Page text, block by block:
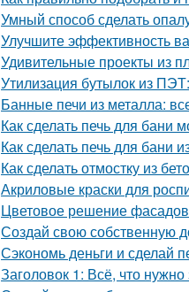
Умный способ сделать
Улучшите эффективность
Удивительные проекты из
Утилизация бутылок из
Банные печи из металла:
Как сделать печь для
Как сделать печь для бани
Как сделать отмостку из
Акриловые краски для
Цветовое решение
Создай свою собственную
Сэкономь деньги и сделай
Заголовок 1: Всё, что